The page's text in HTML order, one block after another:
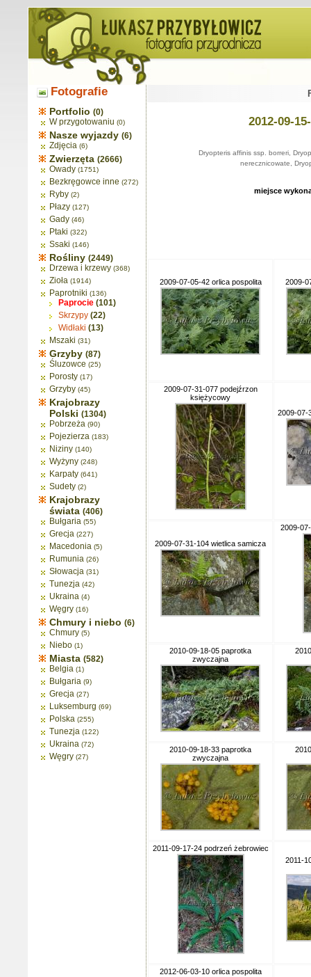
Fotografie
Portfolio (0)
W przygotowaniu (0)
Nasze wyjazdy (6)
Zdjęcia (6)
Zwierzęta (2666)
Owady (1751)
Bezkręgowce inne (272)
Ryby (2)
Płazy (127)
Gady (46)
Ptaki (322)
Ssaki (146)
Rośliny (2449)
Drzewa i krzewy (368)
Zioła (1914)
Paprotniki (136)
Paprocie (101)
Skrzypy (22)
Widłaki (13)
Mszaki (31)
Grzyby (87)
Śluzowce (25)
Porosty (17)
Grzyby (45)
Krajobrazy
Polski (1304)
Pobrzeża (90)
Pojezierza (183)
Niziny (140)
Wyżyny (248)
Karpaty (641)
Sudety (2)
Krajobrazy
świata (406)
Bułgaria (55)
Grecja (227)
Macedonia (5)
Rumunia (26)
Słowacja (31)
Tunezja (42)
Ukraina (4)
Węgry (16)
Chmury i niebo (6)
Chmury (5)
Niebo (1)
Miasta (582)
Belgia (1)
Bułgaria (9)
Grecja (27)
Luksemburg (69)
Polska (255)
Tunezja (122)
Ukraina (72)
Węgry (27)
2012-09-
Dryopteris affinis ssp. borreri,
nerecznicowate,
miejsce
2009-07-05-42 orlica pospolita 2009-
2009-07-31-077 podejźrzon
księżycowy
2009-07-
2009-07-31-104 wietlica samicza
2009-
2010-09-18-05 paprotka
zwyczajna
2010-09-18-33 paprotka
zwyczajna
2011-09-17-24 podrzeń żebrowiec
2011-
2012-06-03-10 orlica pospolita